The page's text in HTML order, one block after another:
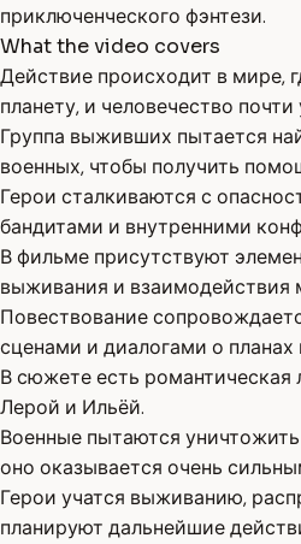
приключенческого фэнтези.
What the video covers
Действие происходит в мире,
планету, и человечество
Группа выживших пытается
военных, чтобы получить
Герои сталкиваются с
бандитами и внутренними
В фильме присутствуют
выживания и
Повествование
сценами и диалогами о планах
В сюжете есть
Лерой и Ильёй.
Военные пытаются
оно оказывается очень
Герои учатся выживанию,
планируют дальнейшие